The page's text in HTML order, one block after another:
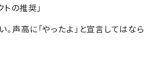
の推奨」
声高に「やったよ」と宣言してはなら